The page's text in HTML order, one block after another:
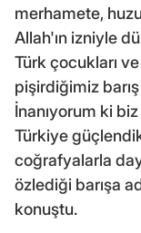
merhamete,
Allah'ın izniyle
Türk çocukları
pişirdiğimiz
İnanıyorum ki
Türkiye
coğrafyalarla
özlediği barışa
konuştu.